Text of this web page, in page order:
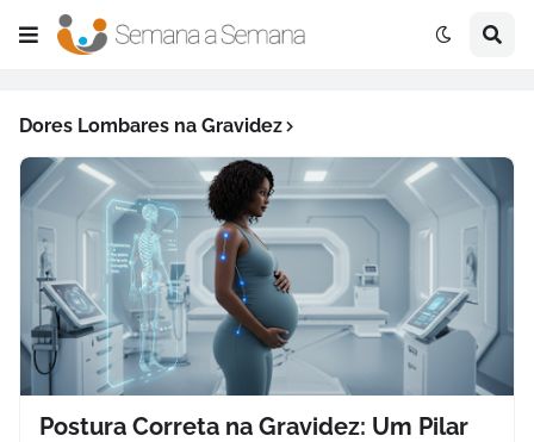
Dores Lombares na Gravidez
Postura Correta na Gravidez: Um Pilar